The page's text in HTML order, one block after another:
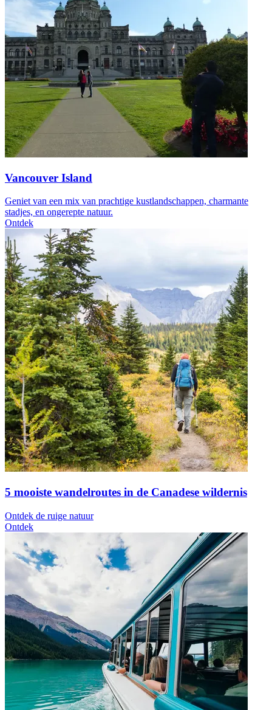
Vancouver Island
Geniet van een mix van prachtige kustlandschappen, charmante
stadjes, en ongerepte natuur.
Ontdek
5 mooiste wandelroutes in de Canadese wildernis
Ontdek de ruige natuur
Ontdek